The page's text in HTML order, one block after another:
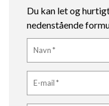
Du kan let og
nedenstående